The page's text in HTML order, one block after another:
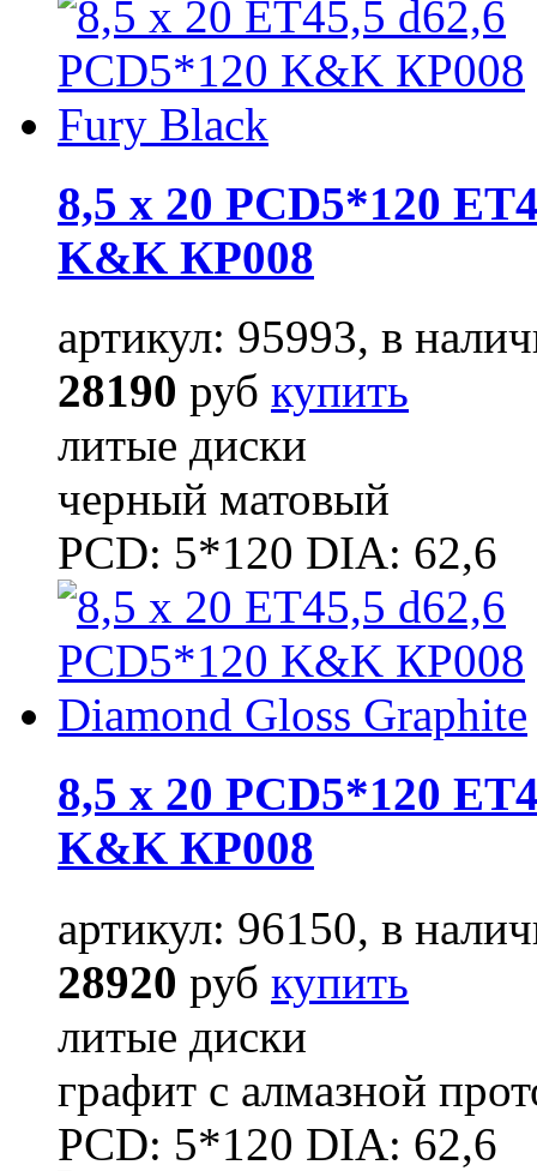
8,5 x 20 PCD5*120
K&K КР008
артикул: 95993, в
28190 руб купить
литые диски
черный матовый
PCD: 5*120 DIA: 62,6
8,5 x 20 PCD5*120
K&K КР008
артикул: 96150, в
28920 руб купить
литые диски
графит с алмазной
PCD: 5*120 DIA: 62,6